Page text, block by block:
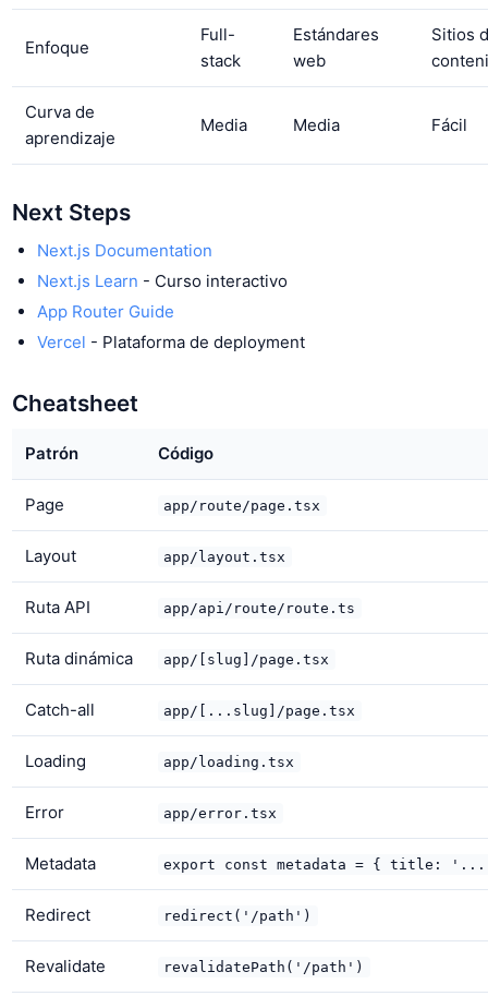
Enfoque
Full-
stack
Estándares
web
Sitios
Curva de
aprendizaje
Media Media Fácil
Next Steps
Next.js Documentation
Next.js Learn - Curso interactivo
App Router Guide
Vercel - Plataforma de deployment
Cheatsheet
Patrón Código
Page app/route/page.tsx
Layout app/layout.tsx
Ruta API app/api/route/route.ts
Ruta dinámica app/[slug]/page.tsx
Catch-all app/[...slug]/page.tsx
Loading app/loading.tsx
Error app/error.tsx
Metadata export const metadata = { title:
Redirect redirect('/path')
Revalidate revalidatePath('/path')